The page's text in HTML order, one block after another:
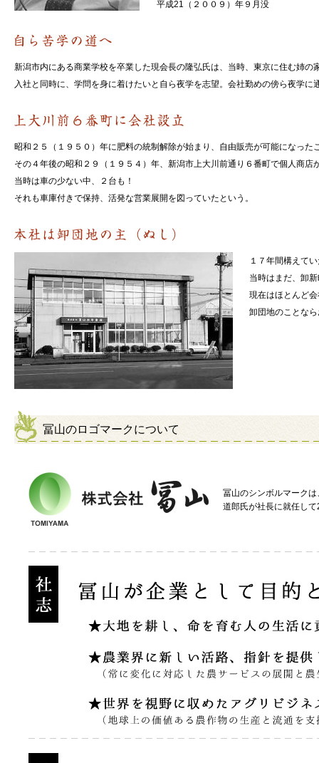
平成21（２００９）年９月没
新潟市内にある商業学校を卒業した現会長の隆弘氏は、当時、東京に住む姉
入社と同時に、学問を身に着けたいと自ら夜学を志望。会社勤めの傍ら夜学に
昭和２５（１９５０）年に肥料の統制解除が始まり、自由販売が可能になっ
その４年後の昭和２９（１９５４）年、新潟市上大川前通り６番町で個人商店
当時は車の少ない中、２台も！
それも車庫付きで保持、活発な営業展開を図っていたという。
１７年間構えて
当時はまだ、卸
現在はほとんど
卸団地のことな
冨山のロゴマークについて
冨山のシンボルマーク
道郎氏が社長に就任し